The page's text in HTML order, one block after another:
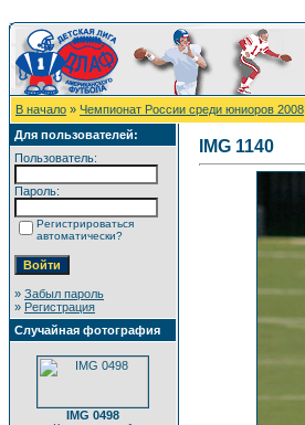
В начало » Чемпионат России среди юниоров 2008
Для пользователей:
Пользователь:
Пароль:
Регистрироваться
автоматически?
» Забыл пароль
» Регистрация
Случайная фотография
IMG 0498
IMG 1140